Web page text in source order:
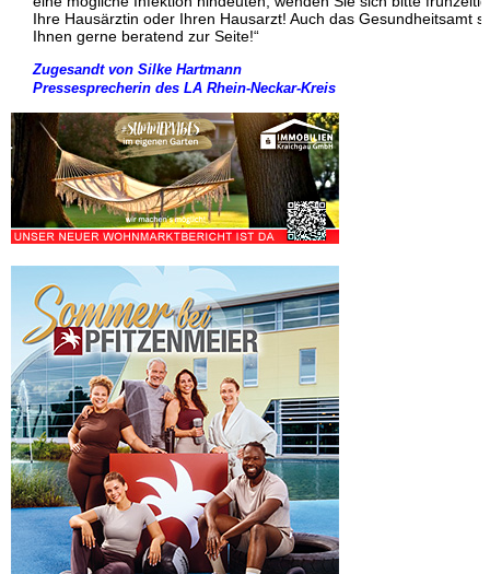
Ihre Hausärztin oder Ihren Hausarzt! Auch das Gesundheitsamt
Ihnen gerne beratend zur Seite!“
Zugesandt von Silke Hartmann
Pressesprecherin des LA Rhein-Neckar-Kreis